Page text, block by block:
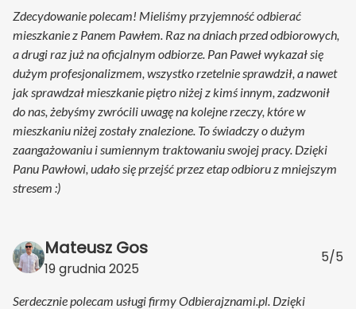
Zdecydowanie polecam! Mieliśmy przyjemność odbierać
mieszkanie z Panem Pawłem. Raz na dniach przed odbiorowych,
a drugi raz już na oficjalnym odbiorze. Pan Paweł wykazał się
dużym profesjonalizmem, wszystko rzetelnie sprawdził, a nawet
jak sprawdzał mieszkanie piętro niżej z kimś innym, zadzwonił
do nas, żebyśmy zwrócili uwagę na kolejne rzeczy, które w
mieszkaniu niżej zostały znalezione. To świadczy o dużym
zaangażowaniu i sumiennym traktowaniu swojej pracy. Dzięki
Panu Pawłowi, udało się przejść przez etap odbioru z mniejszym
stresem :)
Mateusz Gos
19 grudnia 2025
5/5
Serdecznie polecam usługi firmy Odbierajznami.pl. Dzięki